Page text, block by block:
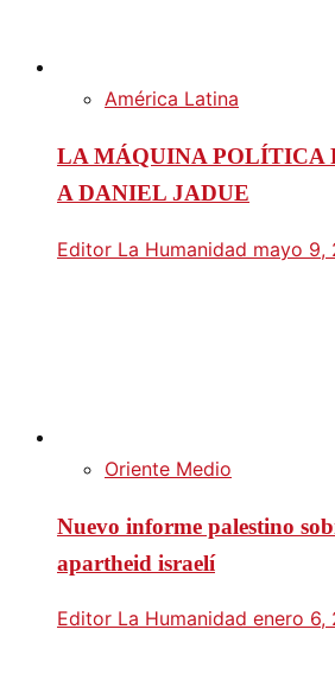
América Latina
LA MÁQUINA POLÍTICA
A DANIEL JADUE
Editor La Humanidad mayo 9,
Oriente Medio
Nuevo informe palestino
apartheid israelí
Editor La Humanidad enero 6,